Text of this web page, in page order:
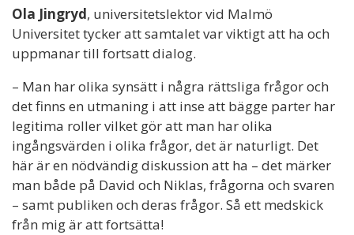
Ola Jingryd, universitetslektor vid Malmö
Universitet tycker att samtalet var viktigt att ha och
uppmanar till fortsatt dialog.
– Man har olika synsätt i några rättsliga frågor och
det finns en utmaning i att inse att bägge parter har
legitima roller vilket gör att man har olika
ingångsvärden i olika frågor, det är naturligt. Det
här är en nödvändig diskussion att ha – det märker
man både på David och Niklas, frågorna och svaren
– samt publiken och deras frågor. Så ett medskick
från mig är att fortsätta!